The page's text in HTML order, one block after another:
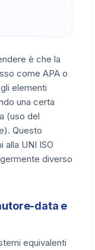
è che la
come APA o
elementi
una certa
(uso del
Questo
UNI ISO
diverso
data e
equivalenti